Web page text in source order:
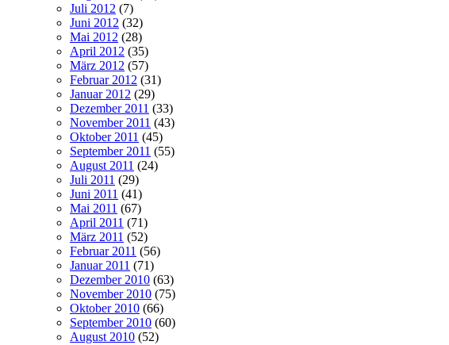
Juli 2012 (7)
Juni 2012 (32)
Mai 2012 (28)
April 2012 (35)
März 2012 (57)
Februar 2012 (31)
Januar 2012 (29)
Dezember 2011 (33)
November 2011 (43)
Oktober 2011 (45)
September 2011 (55)
August 2011 (24)
Juli 2011 (29)
Juni 2011 (41)
Mai 2011 (67)
April 2011 (71)
März 2011 (52)
Februar 2011 (56)
Januar 2011 (71)
Dezember 2010 (63)
November 2010 (75)
Oktober 2010 (66)
September 2010 (60)
August 2010 (52)